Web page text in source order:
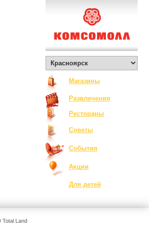
Магазины
Развлечения
Рестораны
Советы
События
Акции
Для детей
Total Land